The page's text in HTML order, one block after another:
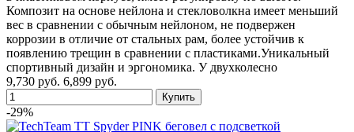
Композит на основе нейлона и стекловолкна имеет меньший
вес в сравнении с обычным нейлоном, не подвержен
коррозии в отличие от стальных рам, более устойчив к
появлению трещин в сравнении с пластиками.Уникальный
спортивный дизайн и эргономика. У двухколесно
9,730 руб. 6,899 руб.
-29%